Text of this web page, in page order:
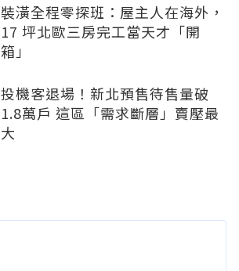
裝潢全程零探班：屋主人在海外，
17 坪北歐三房完工當天才「開
箱」
投機客退場！新北預售待售量破
1.8萬戶 這區「需求斷層」賣壓最
大